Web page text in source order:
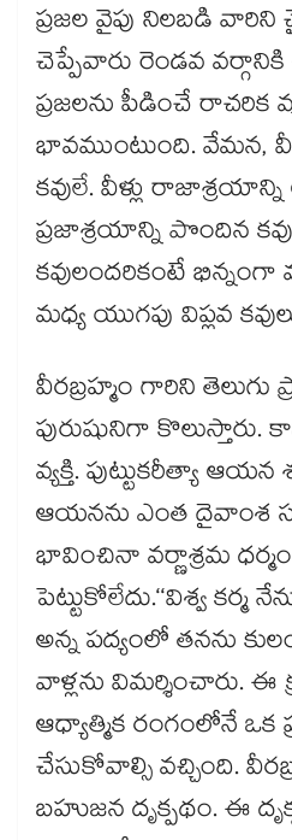
ప్రజల వైపు నిలబడి వారిని
చెప్పేవారు రెండవ వర్గానికి
ప్రజలను పీడించే రాచరిక
భావముంటుంది. వేమన,
కవులే. వీళ్లు
ప్రజాశ్రయాన్ని పొందిన
కవులందరికంటే భిన్నంగా
మధ్య యుగపు విప్లవ
వీరబ్రహ్మం గారిని
పురుషునిగా
వ్యక్తి. పుట్టుకరీత్యా ఆయన
ఆయనను ఎంత దైవాంశ
భావించినా వర్ణాశ్రమ
పెట్టుకోలేదు.‘‘విశ్వ కర్మ
అన్న పద్యంలో తనను
వాళ్లను విమర్శించారు.
ఆధ్యాత్మిక రంగంలోనే ఒక
చేసుకోవాల్సి వచ్చింది.
బహుజన దృక్పథం. ఈ